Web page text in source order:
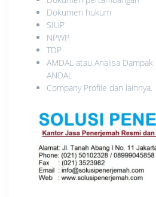
Dokumen hukum
SIUP
NPWP
TDP
AMDAL atau Analisa
ANDAL
Company Profile dan lainnya.